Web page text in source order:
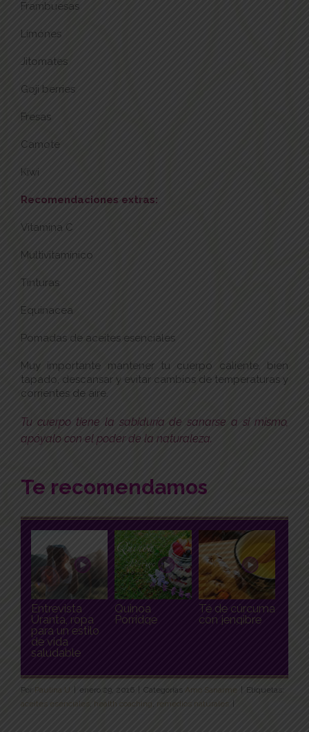
Frambuesas
Limónes
Jitomates
Goji berries
Fresas
Camote
Kiwi
Recomendaciones extras:
Vitamina C
Multivitamínico
Tinturas
Equinacea
Pomadas de aceites esenciales
Muy importante mantener tu cuerpo caliente, bien
tapado, descansar y evitar cambios de temperaturas y
corrientes de aire.
Tu cuerpo tiene la sabiduría de sanarse a si mismo,
apóyalo con el poder de la naturaleza.
Te recomendamos
Entrevista
Uranta, ropa
para un estilo
de vida
saludable
Quinoa
Porridge
Té de cúrcuma
con jengibre
Por Paulina U enero 29, 2016 Categorías Amo Sanarme
Etiquetas:
aceites esenciales health coaching, remedios naturales